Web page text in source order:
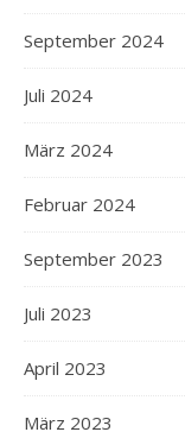
September 2024
Juli 2024
März 2024
Februar 2024
September 2023
Juli 2023
April 2023
März 2023